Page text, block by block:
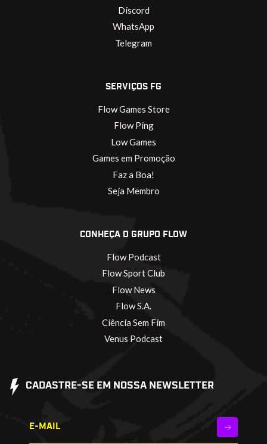
Discord
WhatsApp
Telegram
SERVIÇOS FG
Flow Games Store
Flow Ping
Low Games
Games em Promoção
Faz a Boa!
Seja Membro
CONHEÇA O GRUPO FLOW
Flow Podcast
Flow Sport Club
Flow News
Flow S.A.
Ciência Sem Fim
Venus Podcast
CADASTRE-SE EM NOSSA NEWSLETTER
E-MAIL